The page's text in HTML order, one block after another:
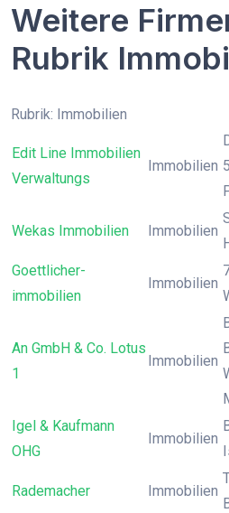
Weitere
Rubrik
Rubrik: Immobilien
Edit Line Immobilien
Verwaltungs
Immobilien
Wekas Immobilien Immobilien
Goettlicher-
immobilien
Immobilien
An GmbH & Co. Lotus
1
Immobilien
Igel & Kaufmann
OHG
Immobilien
Rademacher Immobilien